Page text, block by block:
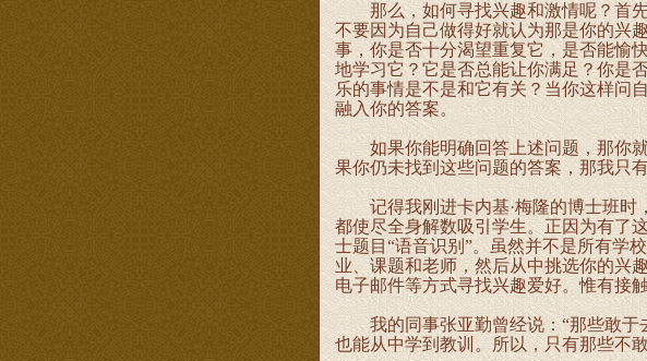
那么，如何寻找兴趣和激情呢？首先
不要因为自己做得好就认为那是你的兴
事，你是否十分渴望重复它，是否能愉
地学习它？它是否总能让你满足？你是
乐的事情是不是和它有关？当你这样问
融入你的答案。
如果你能明确回答上述问题，那你就
果你仍未找到这些问题的答案，那我只
记得我刚进卡内基·梅隆的博士班时
都使尽全身解数吸引学生。正因为有了
士题目“语音识别”。虽然并不是所有学
业、课题和老师，然后从中挑选你的兴
电子邮件等方式寻找兴趣爱好。惟有接
我的同事张亚勤曾经说：“那些敢于去
也能从中学到教训。所以，只有那些不